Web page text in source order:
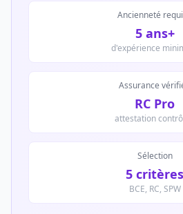
Ancienneté
5 ans+
d'expérience
Assurance
RC Pro
attestation
Sélection
5 critères
BCE, RC, SPW